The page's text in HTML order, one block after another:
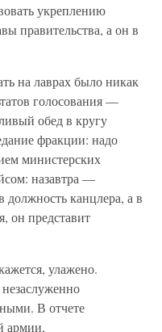
укреплению
правительства, а он в
на лаврах было никак
голосования —
обед в кругу
фракции: надо
министерских
назавтра —
должность канцлера, а в
он представит
улажено.
В отчете
армии,